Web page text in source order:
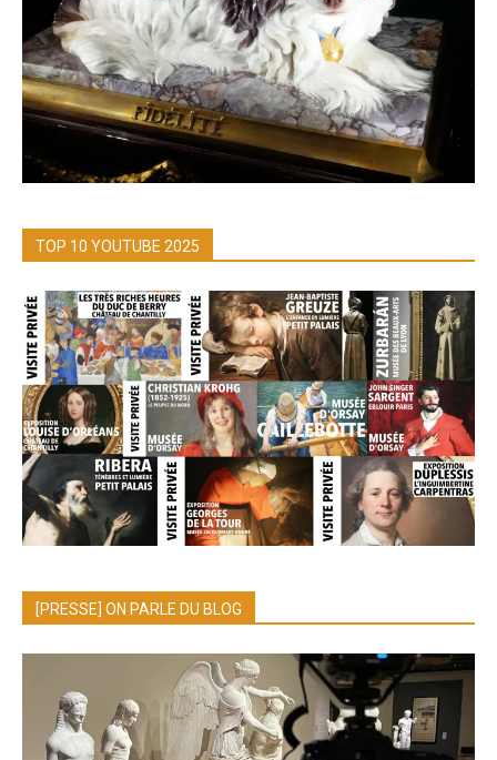
TOP 10 YOUTUBE 2025
[PRESSE] ON PARLE DU BLOG